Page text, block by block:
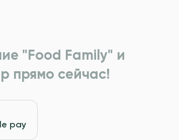
"Food Family" и
прямо сейчас!
pay